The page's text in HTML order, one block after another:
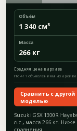
Объём
1 340 см³
Масса
266 кг
Средняя цена в архиве
По 411 объявлениям из архива
Сравнить с другой
моделью
Suzuki GSX 1300R
л.с., масса 266 кг.
сравнения.